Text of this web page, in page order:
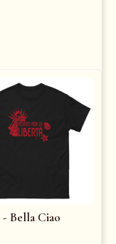
Bella Ciao